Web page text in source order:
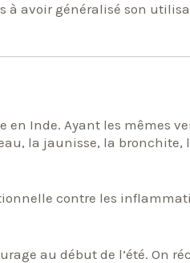
à avoir généralisé son
en Inde. Ayant les mêmes
la jaunisse, la bronchite,
contre les
au début de l’été. On